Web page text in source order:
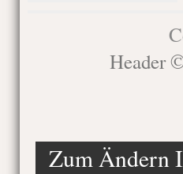
Header
Zum Ändern